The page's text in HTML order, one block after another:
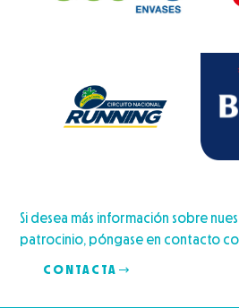
Si desea más información sobre
patrocinio, póngase en contacto
CONTACTA